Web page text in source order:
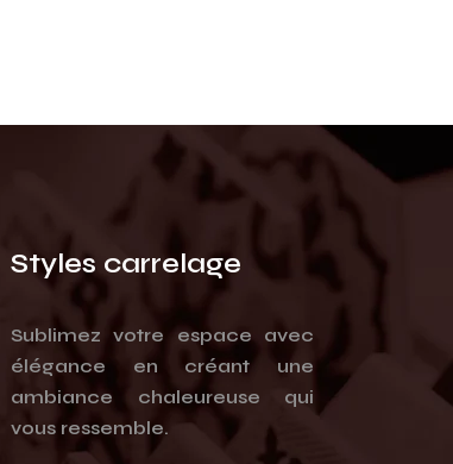
Styles carrelage
Sublimez votre espace avec
élégance en créant une
ambiance chaleureuse qui
vous ressemble.